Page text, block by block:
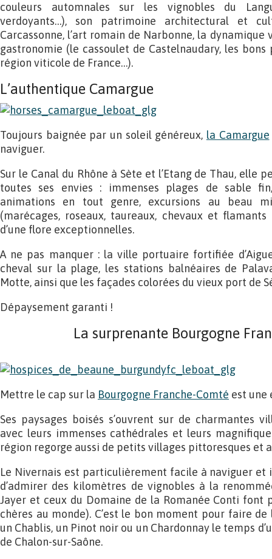
couleurs automnales sur les vignobles du
verdoyants…), son patrimoine architectural et
Carcassonne, l’art romain de Narbonne, la
gastronomie (le cassoulet de Castelnaudary, les
région viticole de France…).
L’authentique Camargue
Toujours baignée par un soleil généreux, la Camargue
naviguer.
Sur le Canal du Rhône à Sète et l’Etang de Thau, elle
toutes ses envies : immenses plages de sable
animations en tout genre, excursions au beau
(marécages, roseaux, taureaux, chevaux et
d’une flore exceptionnelles.
A ne pas manquer : la ville portuaire fortifiée
cheval sur la plage, les stations balnéaires de
Motte, ainsi que les façades colorées du vieux port de
Dépaysement garanti !
La surprenante Bourgogne
Mettre le cap sur la Bourgogne Franche-Comté est une
Ses paysages boisés s’ouvrent sur de charmantes
avec leurs immenses cathédrales et leurs
région regorge aussi de petits villages pittoresques et
Le Nivernais est particulièrement facile à naviguer et
d’admirer des kilomètres de vignobles à la
Jayer et ceux du Domaine de la Romanée Conti font
chères au monde). C’est le bon moment pour faire
un Chablis, un Pinot noir ou un Chardonnay le temps
de Chalon-sur-Saône.